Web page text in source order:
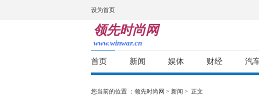
设为首页
领先时尚网
www.winwar.cn
首页 新闻 娱体 财经 汽
您当前的位置 ： 领先时尚网 > 新闻 > 正文